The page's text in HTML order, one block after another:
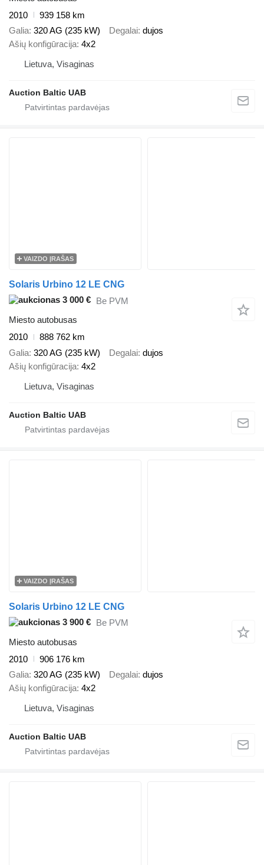
2010
939 158 km
Galia 320 AG (235 kW) Degalai dujos
Ašių konfigūracija 4x2
Lietuva, Visaginas
Auction Baltic UAB
VAIZDO ĮRAŠAS
Solaris Urbino 12 LE CNG
3 000 € Be PVM
Miesto autobusas
2010
888 762 km
Galia 320 AG (235 kW) Degalai dujos
Ašių konfigūracija 4x2
Lietuva, Visaginas
Auction Baltic UAB
VAIZDO ĮRAŠAS
Solaris Urbino 12 LE CNG
3 900 € Be PVM
Miesto autobusas
2010
906 176 km
Galia 320 AG (235 kW) Degalai dujos
Ašių konfigūracija 4x2
Lietuva, Visaginas
Auction Baltic UAB